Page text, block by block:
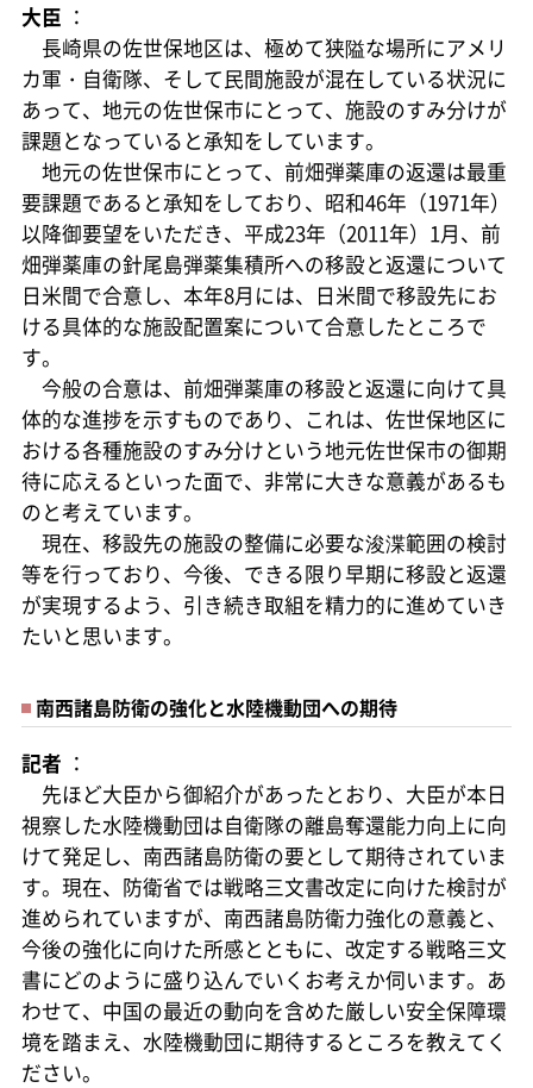
大臣 ：
長崎県の佐世保地区は、極めて狭隘な場所にアメリ
カ軍・自衛隊、そして民間施設が混在している状況に
あって、地元の佐世保市にとって、施設のすみ分けが
課題となっていると承知をしています。
地元の佐世保市にとって、前畑弾薬庫の返還は最重
要課題であると承知をしており、昭和46年（1971年）
以降御要望をいただき、平成23年（2011年）1月、前
畑弾薬庫の針尾島弾薬集積所への移設と返還について
日米間で合意し、本年8月には、日米間で移設先にお
ける具体的な施設配置案について合意したところで
す。
今般の合意は、前畑弾薬庫の移設と返還に向けて具
体的な進捗を示すものであり、これは、佐世保地区に
おける各種施設のすみ分けという地元佐世保市の御期
待に応えるといった面で、非常に大きな意義があるも
のと考えています。
現在、移設先の施設の整備に必要な浚渫範囲の検討
等を行っており、今後、できる限り早期に移設と返還
が実現するよう、引き続き取組を精力的に進めていき
たいと思います。
南西諸島防衛の強化と水陸機動団への期待
記者 ：
先ほど大臣から御紹介があったとおり、大臣が本日
視察した水陸機動団は自衛隊の離島奪還能力向上に向
けて発足し、南西諸島防衛の要として期待されていま
す。現在、防衛省では戦略三文書改定に向けた検討が
進められていますが、南西諸島防衛力強化の意義と、
今後の強化に向けた所感とともに、改定する戦略三文
書にどのように盛り込んでいくお考えか伺います。あ
わせて、中国の最近の動向を含めた厳しい安全保障環
境を踏まえ、水陸機動団に期待するところを教えてく
ださい。